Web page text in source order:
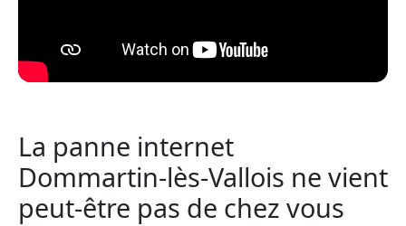
La panne internet
Dommartin-lès-Vallois ne vient
peut-être pas de chez vous